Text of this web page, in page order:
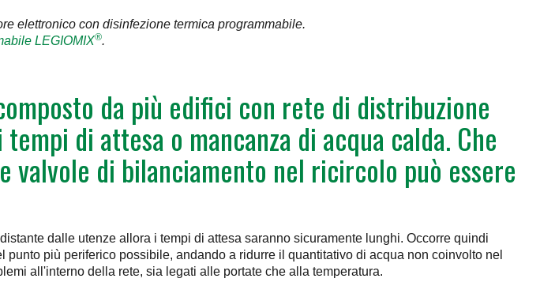
elettronico con disinfezione termica programmabile.
LEGIOMIX®.
da più edifici con rete di distribuzione
di attesa o mancanza di acqua calda. Che
di bilanciamento nel ricircolo può essere
dalle utenze allora i tempi di attesa saranno sicuramente lunghi. Occorre quindi
più periferico possibile, andando a ridurre il quantitativo di acqua non coinvolto nel
all'interno della rete, sia legati alle portate che alla temperatura.